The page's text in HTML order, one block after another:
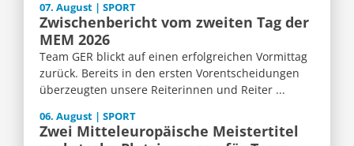
07. August | SPORT
Zwischenbericht vom zweiten Tag der
MEM 2026
Team GER blickt auf einen erfolgreichen Vormittag
zurück. Bereits in den ersten Vorentscheidungen
überzeugten unsere Reiterinnen und Reiter ...
06. August | SPORT
Zwei Mitteleuropäische Meistertitel